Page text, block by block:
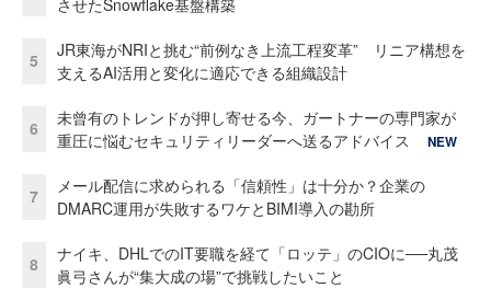
5
JR東海がNRIと挑む“前例なき上流工程変革” リニア構想を
支えるAI活用と変化に適応できる組織設計
6
未曾有のトレンドが押し寄せる今、ガートナーの専門家が
重圧に悩むセキュリティリーダーへ送るアドバイス
NEW
7
メール配信に求められる「信頼性」は十分か？企業の
DMARC運用が失敗するワケとBIMI導入の勘所
8
ナイキ、DHLでのIT要職を経て「ロッテ」のCIOに──丸茂
眞弓さんが“集大成の場”で挑戦したいこと